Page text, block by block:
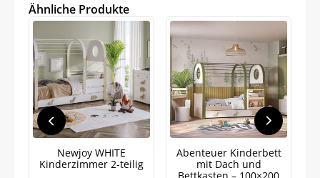
Ähnliche Produkte
Newjoy WHITE
Kinderzimmer 2-teilig
Abenteuer Kinderbett
mit Dach und
Meinen Code senden
Bleiben Sie auf dem Laufenden über Neuigkeiten
und Angebote.
Weitere Informationen darüber, wie wir Ihre Daten für
Datenschutzrichtlinie.